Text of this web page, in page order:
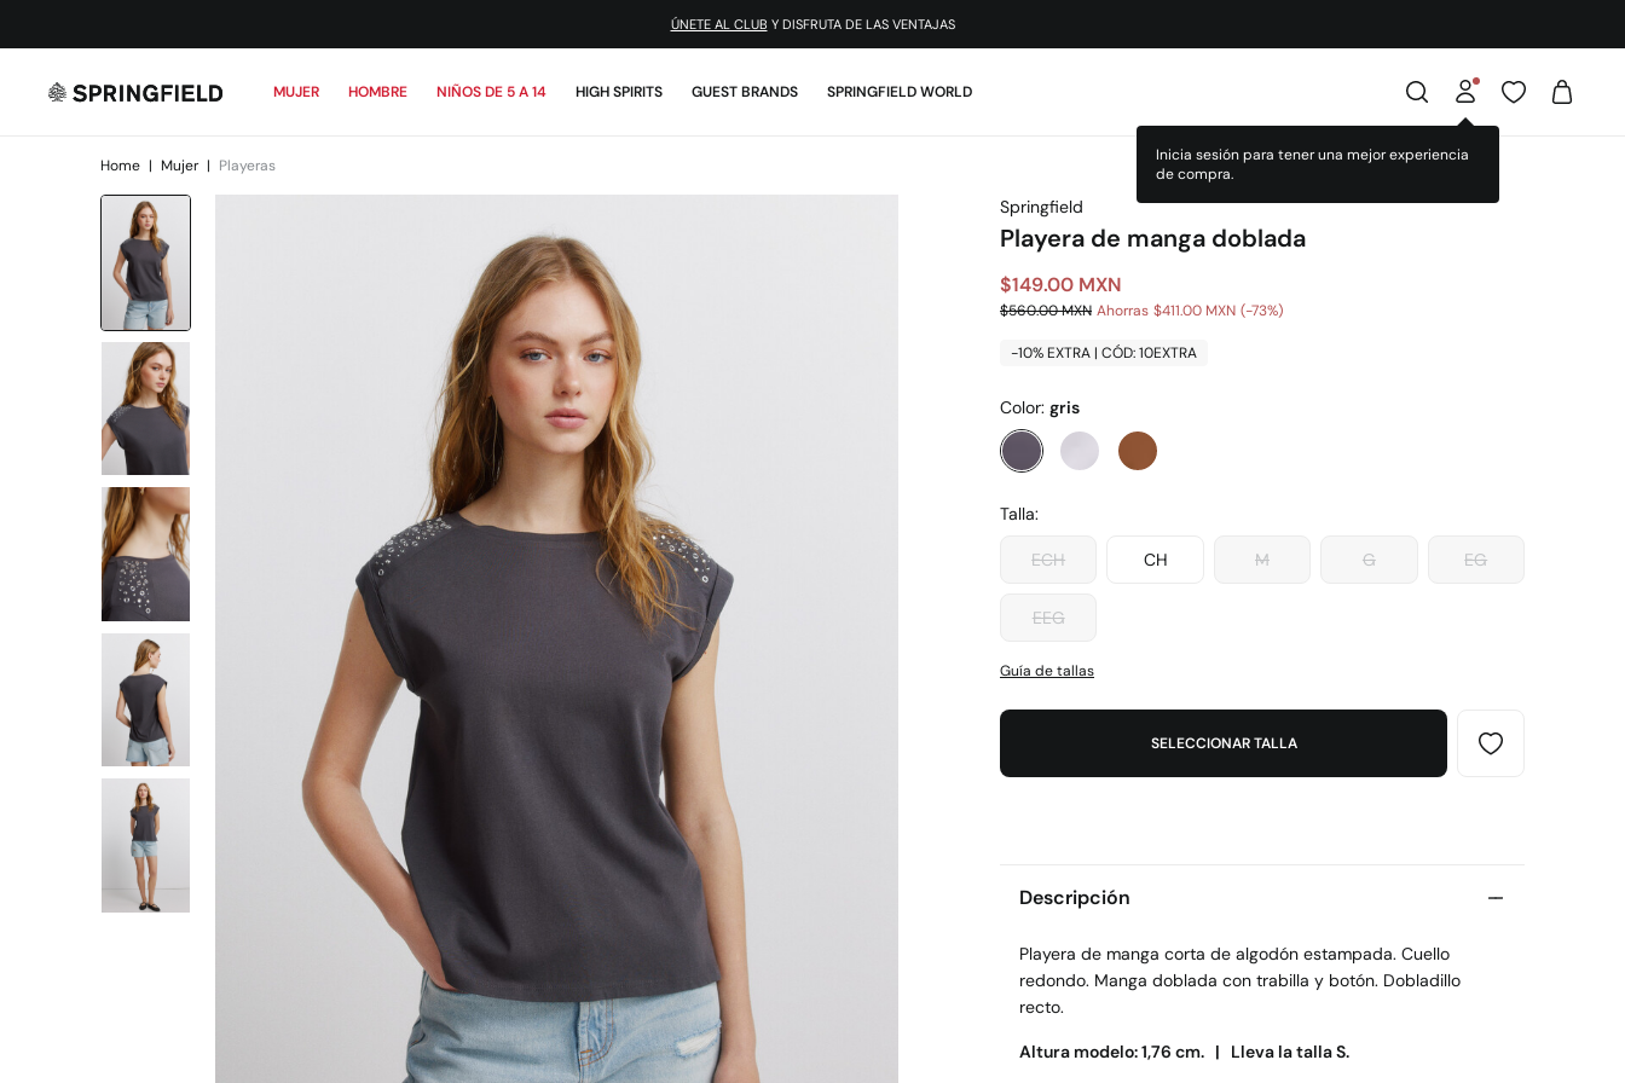
¡DESCARGA LA APP!
MUJER HOMBRE NIÑOS DE 5 A 14 HIGH SPIRITS GUEST BRANDS SPRINGFIELD WORLD
Home | Mujer | Playeras
Springfield
Playera de manga doblada
$149.00 MXN
$560.00 MXN Ahorras $411.00 MXN 73
-10% EXTRA | CÓD: 10EXTRA
Color: gris
Talla:
ECH CH M G EG
EEG
Guía de tallas
SELECCIONAR TALLA
Descripción
Playera de manga corta de algodón estampada. Cuello
redondo. Manga doblada con trabilla y botón. Dobladillo
recto.
Altura modelo: 1,76 cm. | Lleva la talla S.